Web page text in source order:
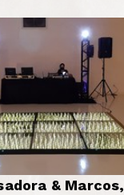
& Marcos,